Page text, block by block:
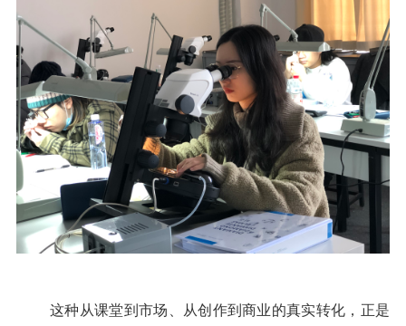
这种从课堂到市场、从创作到商业的真实转化，正是